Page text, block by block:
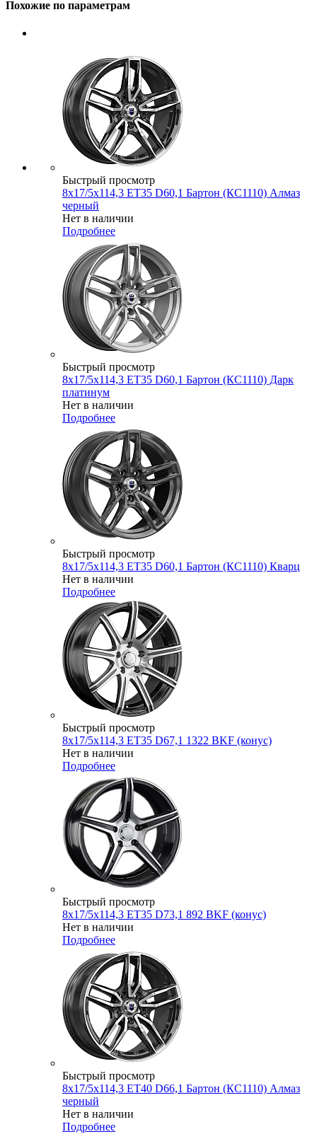
Похожие по параметрам
Быстрый просмотр
8x17/5x114,3 ET35 D60,1 Бартон (КС1110) Алмаз
черный
Нет в наличии
Подробнее
Быстрый просмотр
8x17/5x114,3 ET35 D60,1 Бартон (КС1110) Дарк
платинум
Нет в наличии
Подробнее
Быстрый просмотр
8x17/5x114,3 ET35 D60,1 Бартон (КС1110) Кварц
Нет в наличии
Подробнее
Быстрый просмотр
8x17/5x114,3 ET35 D67,1 1322 BKF (конус)
Нет в наличии
Подробнее
Быстрый просмотр
8x17/5x114,3 ET35 D73,1 892 BKF (конус)
Нет в наличии
Подробнее
Быстрый просмотр
8x17/5x114,3 ET40 D66,1 Бартон (КС1110) Алмаз
черный
Нет в наличии
Подробнее